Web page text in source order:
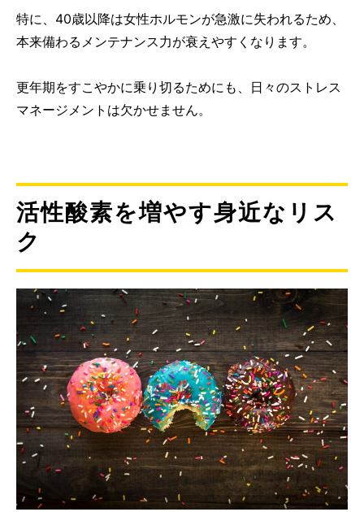
特に、40歳以降は女性ホルモンが急激に失われるため、
本来備わるメンテナンス力が衰えやすくなります。
更年期をすこやかに乗り切るためにも、日々のストレス
マネージメントは欠かせません。
活性酸素を増やす身近なリス
ク